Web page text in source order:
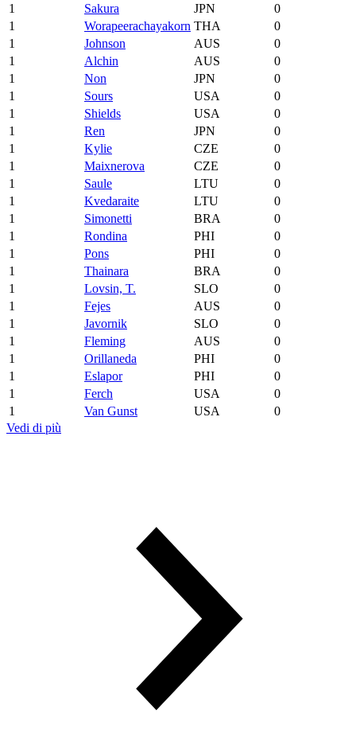
1
Sakura JPN
0
1
Worapeerachayakorn THA
0
1
Johnson AUS
0
1
Alchin AUS
0
1
Non JPN
0
1
Sours USA
0
1
Shields USA
0
1
Ren JPN
0
1
Kylie CZE
0
1
Maixnerova CZE
0
1
Saule LTU
0
1
Kvedaraite LTU
0
1
Simonetti BRA
0
1
Rondina PHI
0
1
Pons PHI
0
1
Thainara BRA
0
1
Lovsin, T. SLO
0
1
Fejes AUS
0
1
Javornik SLO
0
1
Fleming AUS
0
1
Orillaneda PHI
0
1
Eslapor PHI
0
1
Ferch USA
0
1
Van Gunst USA
0
Vedi di più